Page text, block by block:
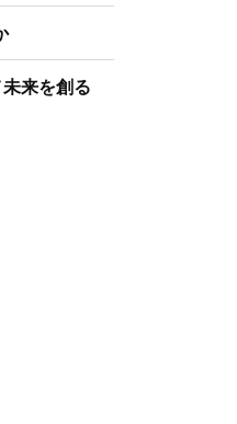
来を創る